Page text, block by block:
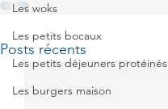
Les woks
Les petits bocaux
Les petits déjeuners protéinés
Les burgers maison
Posts récents